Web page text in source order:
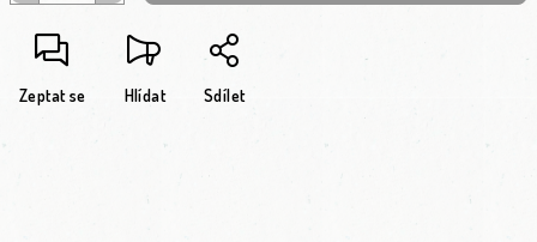
Zeptat se Hlídat Sdílet